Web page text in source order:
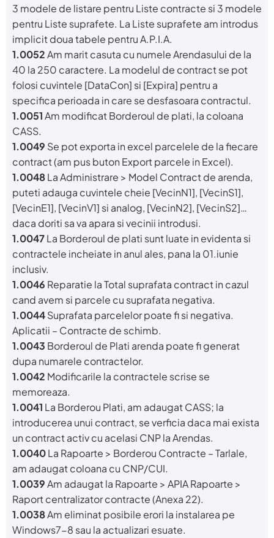
3 modele de listare pentru Liste contracte si 3 modele
pentru Liste suprafete. La Liste suprafete am introdus
implicit doua tabele pentru A.P.I.A.
1.0052Am marit casuta cu numele Arendasului de la
40 la 250 caractere. La modelul de contract se pot
folosi cuvintele [DataCon] si [Expira] pentru a
specifica perioada in care se desfasoara contractul.
1.0051Am modificat Borderoul de plati, la coloana
CASS.
1.0049 Se pot exporta in excel parcelele de la fiecare
contract (am pus buton Export parcele in Excel).
1.0048La Administrare > Model Contract de arenda,
puteti adauga cuvintele cheie [VecinN1], [VecinS1],
[VecinE1], [VecinV1] si analog, [VecinN2], [VecinS2]…
daca doriti sa va apara si vecinii introdusi.
1.0047La Borderoul de plati sunt luate in evidenta si
contractele incheiate in anul ales, pana la 01.iunie
inclusiv.
1.0046 Reparatie la Total suprafata contract in cazul
cand avem si parcele cu suprafata negativa.
1.0044Suprafata parcelelor poate fi si negativa.
Aplicatii – Contracte de schimb.
1.0043 Borderoul de Plati arenda poate fi generat
dupa numarele contractelor.
1.0042 Modificarile la contractele scrise se
memoreaza.
1.0041 La Borderou Plati, am adaugat CASS; la
introducerea unui contract, se verficia daca mai exista
un contract activ cu acelasi CNP la Arendas.
1.0040La Rapoarte > Borderou Contracte – Tarlale,
am adaugat coloana cu CNP/CUI.
1.0039Am adaugat la Rapoarte > APIA Rapoarte >
Raport centralizator contracte (Anexa 22).
1.0038Am eliminat posibile erori la instalarea pe
Windows7-8 sau la actualizari esuate.